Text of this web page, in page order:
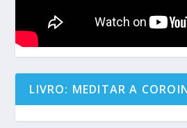
LIVRO: MEDITAR A